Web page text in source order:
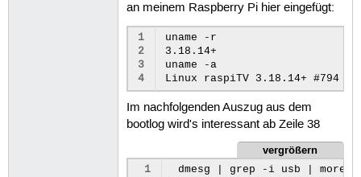
an meinem Raspberry Pi hier eingefügt:
1
2
3
4
uname -r
3.18.14+
uname -a
Im nachfolgenden Auszug aus dem
bootlog wird's interessant ab Zeile 38
vergrößern
1
dmesg | grep -i usb | more